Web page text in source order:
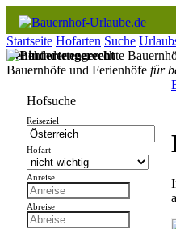
Startseite Hofarten Suche
Behindertengerecht
Bauernhöfe und Ferienhöfe für
Hofsuche
Reiseziel
Hofart
Anreise
Abreise